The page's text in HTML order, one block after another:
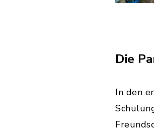
Die
In den